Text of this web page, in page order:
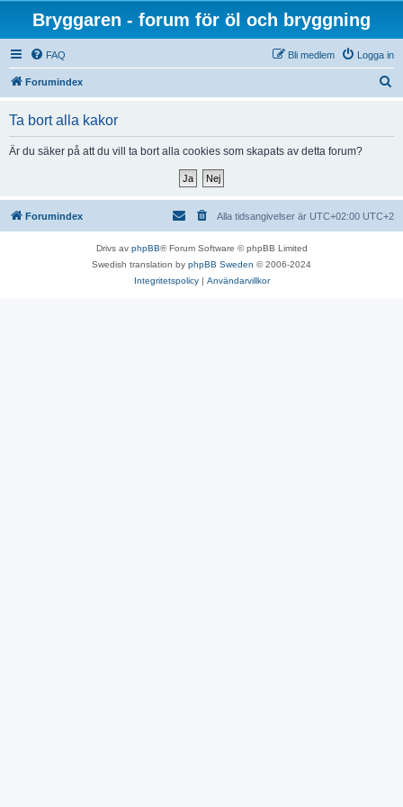
Bryggaren - forum för öl och bryggning
FAQ Logga in
Bli medlem
Forumindex
Ta bort alla kakor
Är du säker på att du vill ta bort alla cookies som skapats av detta forum?
Forumindex Alla tidsangivelser är UTC+02:00 UTC+2
Drivs av phpBB® Forum Software © phpBB Limited
Swedish translation by phpBB Sweden © 2006-2024
Integritetspolicy| Användarvillkor